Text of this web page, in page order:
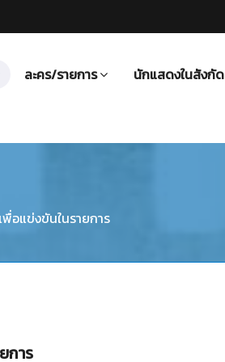
ละคร/รายการ นักแสดงในสังกัด
อแข่งขันในรายการ
การ